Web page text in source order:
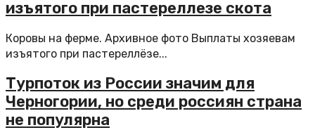
изъятого при пастереллезе скота
Коровы на ферме. Архивное фото Выплаты хозяевам
изъятого при пастереллёзе...
Турпоток из России значим для
Черногории, но среди россиян страна
не популярна